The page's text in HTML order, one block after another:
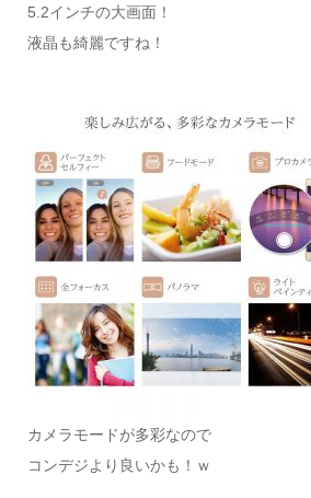
5.2インチの大画面！
液晶も綺麗ですね！
カメラモードが多彩なので
コンデジより良いかも！ｗ